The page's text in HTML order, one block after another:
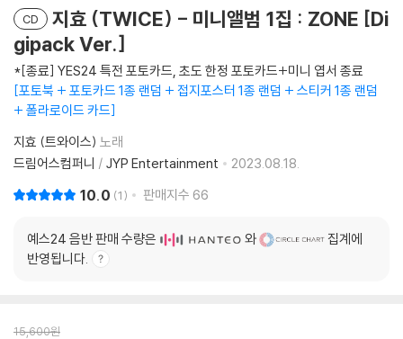
CD
지효 (TWICE) - 미니앨범 1집 : ZONE [Di
gipack Ver.]
*[종료] YES24 특전 포토카드, 초도 한정 포토카드+미니 엽서 종료
포토북 + 포토카드 1종 랜덤 + 접지포스터 1종 랜덤 + 스티커 1종 랜덤
+ 폴라로이드 카드
지효 (트와이스) 노래
드림어스컴퍼니 / JYP Entertainment 2023.08.18.
10.0 1 판매지수 66
예스24 음반 판매 수량은 와
집계에
반영됩니다.
15,600원